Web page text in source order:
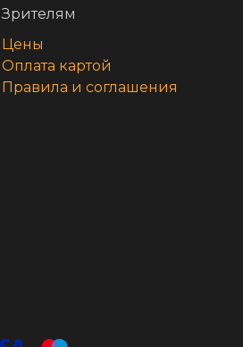
Зрителям
Цены
Оплата картой
Правила и соглашения